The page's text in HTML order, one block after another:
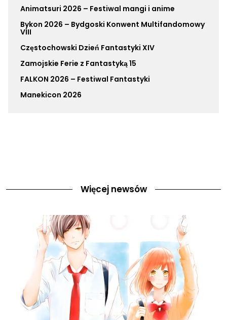
Animatsuri 2026 – Festiwal mangi i anime
Bykon 2026 – Bydgoski Konwent Multifandomowy
VIII
Częstochowski Dzień Fantastyki XIV
Zamojskie Ferie z Fantastyką 15
FALKON 2026 – Festiwal Fantastyki
Manekicon 2026
Więcej newsów